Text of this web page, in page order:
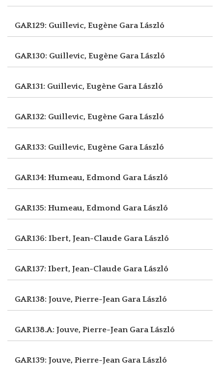
GAR129: Guillevic, Eugène Gara László
GAR130: Guillevic, Eugène Gara László
GAR131: Guillevic, Eugène Gara László
GAR132: Guillevic, Eugène Gara László
GAR133: Guillevic, Eugène Gara László
GAR134: Humeau, Edmond Gara László
GAR135: Humeau, Edmond Gara László
GAR136: Ibert, Jean-Claude Gara László
GAR137: Ibert, Jean-Claude Gara László
GAR138: Jouve, Pierre-Jean Gara László
GAR138.A: Jouve, Pierre-Jean Gara László
GAR139: Jouve, Pierre-Jean Gara László